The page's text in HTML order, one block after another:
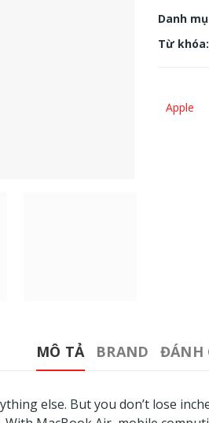
Danh
Từ khóa:
Apple
MÔ TẢ BRAND ĐÁNH
else. But you don’t lose